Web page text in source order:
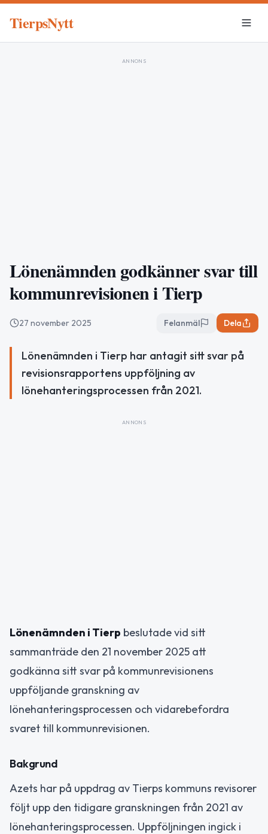
TierpsNytt
ANNONS
Lönenämnden godkänner svar till
kommunrevisionen i Tierp
27 november 2025 Felanmäl Dela
Lönenämnden i Tierp har antagit sitt svar på
revisionsrapportens uppföljning av
lönehanteringsprocessen från 2021.
ANNONS
Lönenämnden i Tierp beslutade vid sitt
sammanträde den 21 november 2025 att
godkänna sitt svar på kommunrevisionens
uppföljande granskning av
lönehanteringsprocessen och vidarebefordra
svaret till kommunrevisionen.
Bakgrund
Azets har på uppdrag av Tierps kommuns revisorer
följt upp den tidigare granskningen från 2021 av
lönehanteringsprocessen. Uppföljningen ingick i